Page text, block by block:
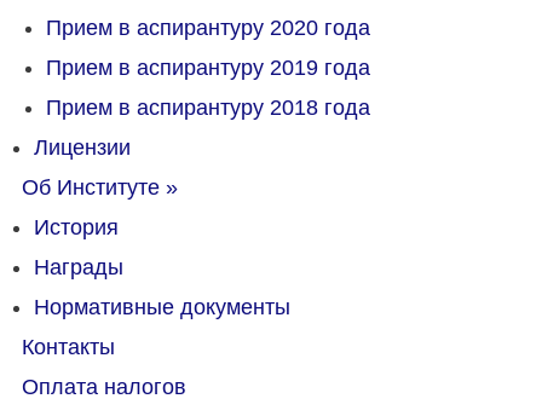
Прием в аспирантуру 2020 года
Прием в аспирантуру 2019 года
Прием в аспирантуру 2018 года
Лицензии
Об Институте »
История
Награды
Нормативные документы
Контакты
Оплата налогов